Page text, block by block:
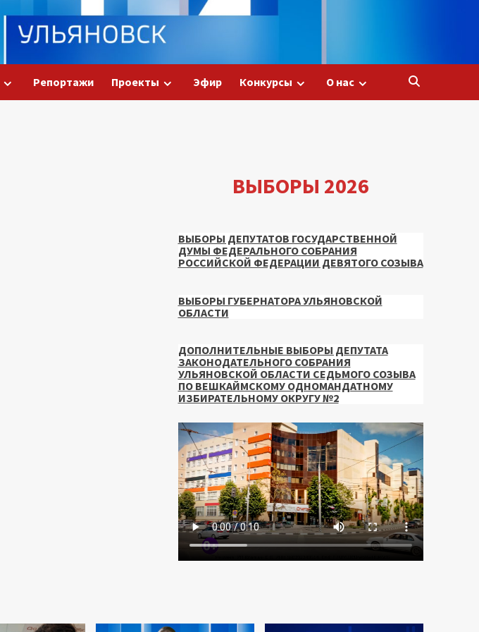
Репортажи Проекты Эфир Конкурсы О нас
ВЫБОРЫ 2026
ВЫБОРЫ ДЕПУТАТОВ ГОСУДАРСТВЕННОЙ
ДУМЫ ФЕДЕРАЛЬНОГО СОБРАНИЯ
РОССИЙСКОЙ ФЕДЕРАЦИИ ДЕВЯТОГО СОЗЫВА
ВЫБОРЫ ГУБЕРНАТОРА УЛЬЯНОВСКОЙ
ОБЛАСТИ
ДОПОЛНИТЕЛЬНЫЕ ВЫБОРЫ ДЕПУТАТА
ЗАКОНОДАТЕЛЬНОГО СОБРАНИЯ
УЛЬЯНОВСКОЙ ОБЛАСТИ СЕДЬМОГО СОЗЫВА
ПО ВЕШКАЙМСКОМУ ОДНОМАНДАТНОМУ
ИЗБИРАТЕЛЬНОМУ ОКРУГУ №2